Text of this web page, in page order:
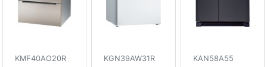
KMF40AO20R KGN39AW31R KAN58A55